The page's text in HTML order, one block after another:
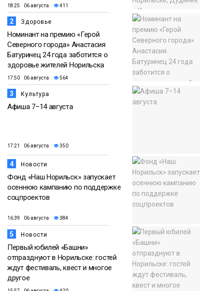
18:25 06 августа 411
2 Здоровье
Номинант на премию «Герой
Северного города» Анастасия
Батуринец 24 года заботится о
здоровье жителей Норильска
17:50 06 августа 564
3 Культура
Афиша 7–14 августа
17:21 06 августа 350
4 Новости
Фонд «Наш Норильск» запускает
осеннюю кампанию по поддержке
соцпроектов
16:39 06 августа 384
5 Новости
Первый юбилей «Башни»
отпразднуют в Норильске: гостей
ждут фестиваль, квест и многое
другое